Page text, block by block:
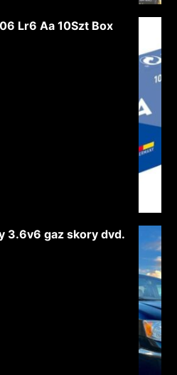
Lr6 Aa 10Szt Box
3.6v6 gaz skory dvd.